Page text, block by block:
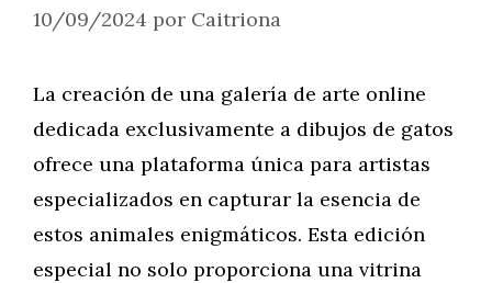
10/09/2024 por Caitriona
La creación de una galería de arte online
dedicada exclusivamente a dibujos de gatos
ofrece una plataforma única para artistas
especializados en capturar la esencia de
estos animales enigmáticos. Esta edición
especial no solo proporciona una vitrina